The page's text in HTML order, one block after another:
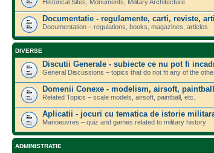
Historical Sites, Monuments, Military Architecture
Documentatie - regulamente, carti, reviste,
Documentation – regulations, books, magazines, articles
DIVERSE
Discutii Generale - subiecte ce nu pot fi
General Discussions – topics that do not fit any of the
Domenii Conexe - modelism, airsoft,
Related Topics – scale models, airsoft, paintball, etc.
Aplicatii - jocuri cu tematica de istorie
Manoeuvres – quiz and games related to military history
ADMINISTRATIE